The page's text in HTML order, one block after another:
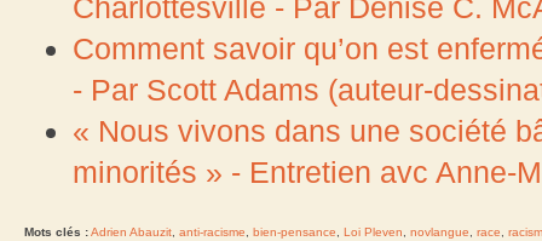
Charlottesville - Par Denise C.
Comment savoir qu’on est
- Par Scott Adams (auteur-
« Nous vivons dans une société
minorités » - Entretien avc Anne-
Mots clés :Adrien Abauzit anti-racisme bien-pensance Loi Pleven novlangue race